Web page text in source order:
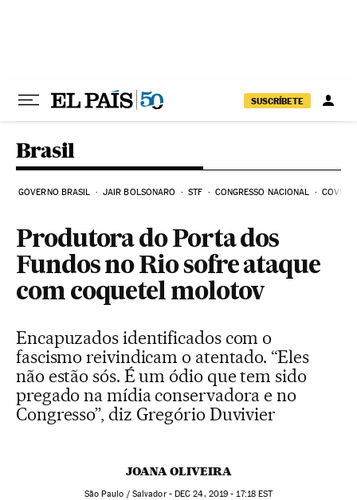
SUSCRÍBETE
Brasil
GOVERNO BRASIL JAIR BOLSONARO STF CONGRESSO NACIONAL COVID-
Produtora do Porta dos
Fundos no Rio sofre ataque
com coquetel molotov
Encapuzados identificados com o
fascismo reivindicam o atentado. “Eles
não estão sós. É um ódio que tem sido
pregado na mídia conservadora e no
Congresso”, diz Gregório Duvivier
JOANA OLIVEIRA
São Paulo / Salvador - DEC 24, 2019 - 17:18EST